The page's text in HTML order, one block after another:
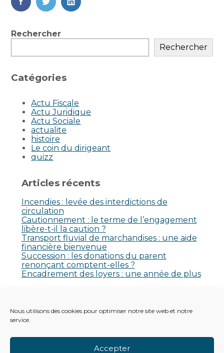
Nous utilisons des cookies pour optimiser notre site web et notre
service.
Accepter
FaceBook
TwitterLinkedIn
Blog
Rechercher
Rechercher
Catégories
Actu Fiscale
Actu Juridique
Actu Sociale
actualite
histoire
Le coin du dirigeant
quizz
Articles récents
Incendies : levée des interdictions de
circulation
Cautionnement : le terme de l’engagement
libère-t-il la caution ?
Transport fluvial de marchandises : une aide
financière bienvenue
Succession : les donations du parent
renonçant comptent-elles ?
Encadrement des loyers : une année de plus
Aucun commentaire à afficher.